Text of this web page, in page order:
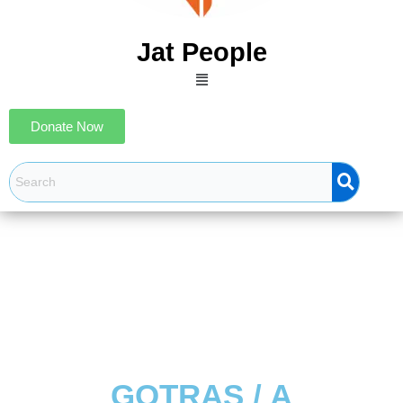
Jat People
Menu
Donate Now
GOTRAS / A